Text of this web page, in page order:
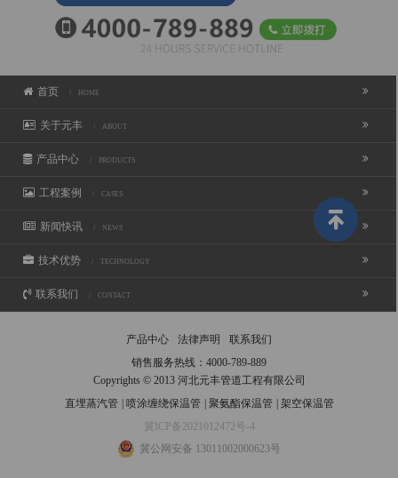
首页 / HOME
关于元丰 / ABOUT
产品中心 / PRODUCTS
工程案例 / CASES
新闻快讯 / NEWS
技术优势 / TECHNOLOGY
联系我们 / CONTACT
产品中心 法律声明
联系我们
销售服务热线： 4000-789-889
Copyrights © 2013 河北元丰管道工程有限公司
直埋蒸汽管
喷涂缠绕保温管 聚氨酯保温管
架空保温管
冀ICP备2021012472号-4
冀公网安备 13011002000623号